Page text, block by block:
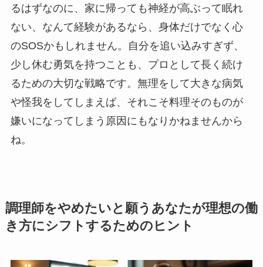
るはずなのに、家に帰っても神経が高ぶって眠れ
ない、なんて経験があるなら、身体だけでなく心
のSOSかもしれません。自分を追い込みすぎず、
少し休む勇気を持つことも、プロとして長く続け
るための大切な戦略です。無理をして大きな病気
や怪我をしてしまえば、それこそ料理そのものが
嫌いになってしまう原因にもなりかねませんから
ね。
調理師をやめたいと願うあなたが理想の働
き方にシフトするためのヒント